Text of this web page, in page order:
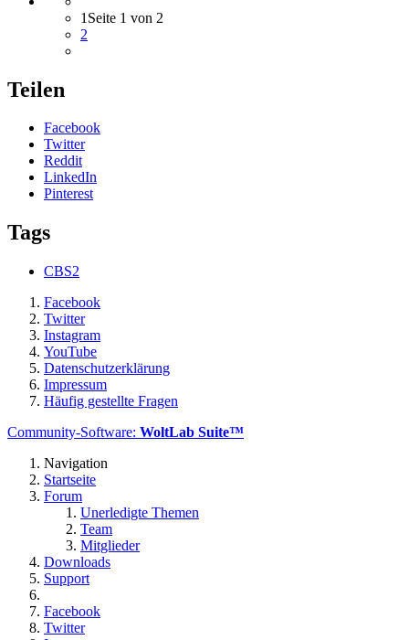
1 Seite 1 von 2
2
Teilen
Facebook
Twitter
Reddit
LinkedIn
Pinterest
Tags
CBS2
Facebook
Twitter
Instagram
YouTube
Datenschutzerklärung
Impressum
Häufig gestellte Fragen
Community-Software: WoltLab Suite™
Navigation
Startseite
Forum
Unerledigte Themen
Team
Mitglieder
Downloads
Support
Facebook
Twitter